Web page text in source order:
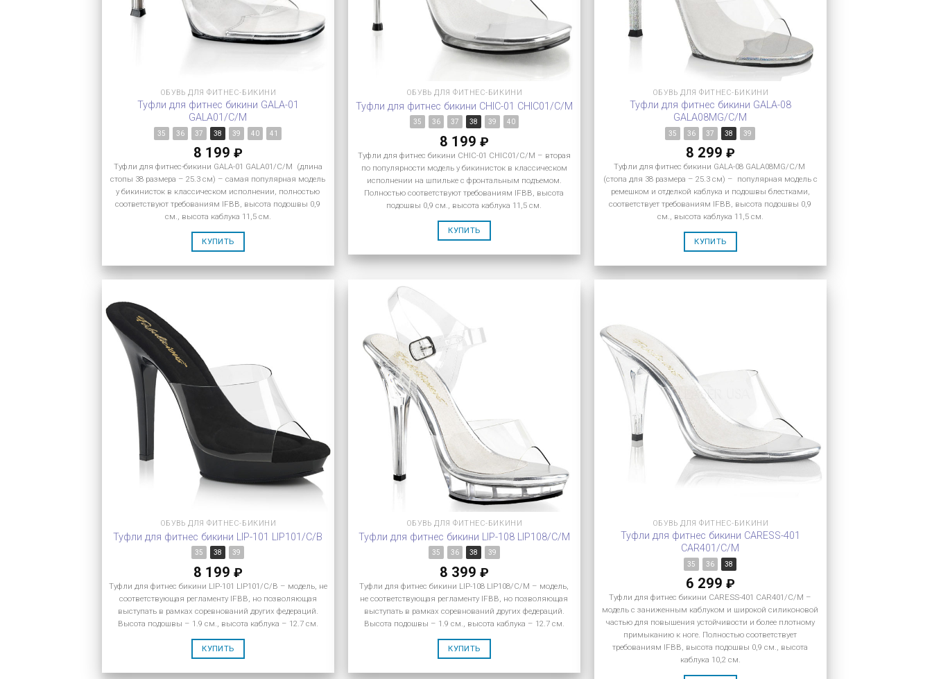
ОБУВЬ ДЛЯ ФИТНЕС-БИКИНИ
Туфли для фитнес бикини GALA-01
GALA01/C/M
35 36 37 38 39 40 41
8 199 ₽
Туфли для фитнес-бикини GALA-01 GALA01/C/M (длина
стопы 38 размера – 25.3 см) – самая популярная модель
у бикинисток в классическом исполнении, полностью
соответствуют требованиям IFBB, высота подошвы 0,9
см., высота каблука 11,5 см.
КУПИТЬ
ОБУВЬ ДЛЯ ФИТНЕС-БИКИНИ
Туфли для фитнес бикини CHIC-01 CHIC01/C/M
35 36 37 38 39 40
8 199 ₽
Туфли для фитнес бикини CHIC-01 CHIC01/C/M – вторая
по популярности модель у бикинисток в классическом
исполнении на шпильке с фронтальным подъемом.
Полностью соответствуют требованиям IFBB, высота
подошвы 0,9 см., высота каблука 11,5 см.
КУПИТЬ
ОБУВЬ ДЛЯ ФИТНЕС-БИКИНИ
Туфли для фитнес бикини GALA-08
GALA08MG/C/M
35 36 37 38 39
8 299 ₽
Туфли для фитнес бикини GALA-08 GALA08MG/C/M
(стопа для 38 размера – 25.3 см) – популярная модель с
ремешком и отделкой каблука и подошвы блестками,
соответствует требованиям IFBB, высота подошвы 0,9
см., высота каблука 11,5 см.
КУПИТЬ
ОБУВЬ ДЛЯ ФИТНЕС-БИКИНИ
Туфли для фитнес бикини LIP-101 LIP101/C/B
35 38 39
8 199 ₽
Туфли для фитнес бикини LIP-101 LIP101/C/B – модель, не
соответствующая регламенту IFBB, но позволяющая
выступать в рамках соревнований других федераций.
Высота подошвы – 1.9 см., высота каблука – 12.7 см.
КУПИТЬ
ОБУВЬ ДЛЯ ФИТНЕС-БИКИНИ
Туфли для фитнес бикини LIP-108 LIP108/C/M
35 36 38 39
8 399 ₽
Туфли для фитнес бикини LIP-108 LIP108/C/M – модель,
не соответствующая регламенту IFBB, но позволяющая
выступать в рамках соревнований других федераций.
Высота подошвы – 1.9 см., высота каблука – 12.7 см.
КУПИТЬ
ОБУВЬ ДЛЯ ФИТНЕС-БИКИНИ
Туфли для фитнес бикини CARESS-401
CAR401/C/M
35 36 38
6 299 ₽
Туфли для фитнес бикини CARESS-401 CAR401/C/M –
модель с заниженным каблуком и широкой силиконовой
частью для повышения устойчивости и более плотному
примыканию к ноге. Полностью соответствует
требованиям IFBB, высота подошвы 0,9 см., высота
каблука 10,2 см.